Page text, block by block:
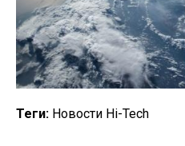
Теги: Новости Hi-Tech